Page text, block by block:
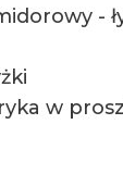
-
w